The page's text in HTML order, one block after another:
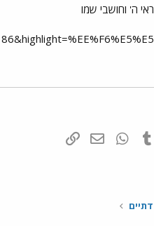
ה' וחושבי שמו
Tumblr
WhatsAppדואר אלקטרוני
דתיים